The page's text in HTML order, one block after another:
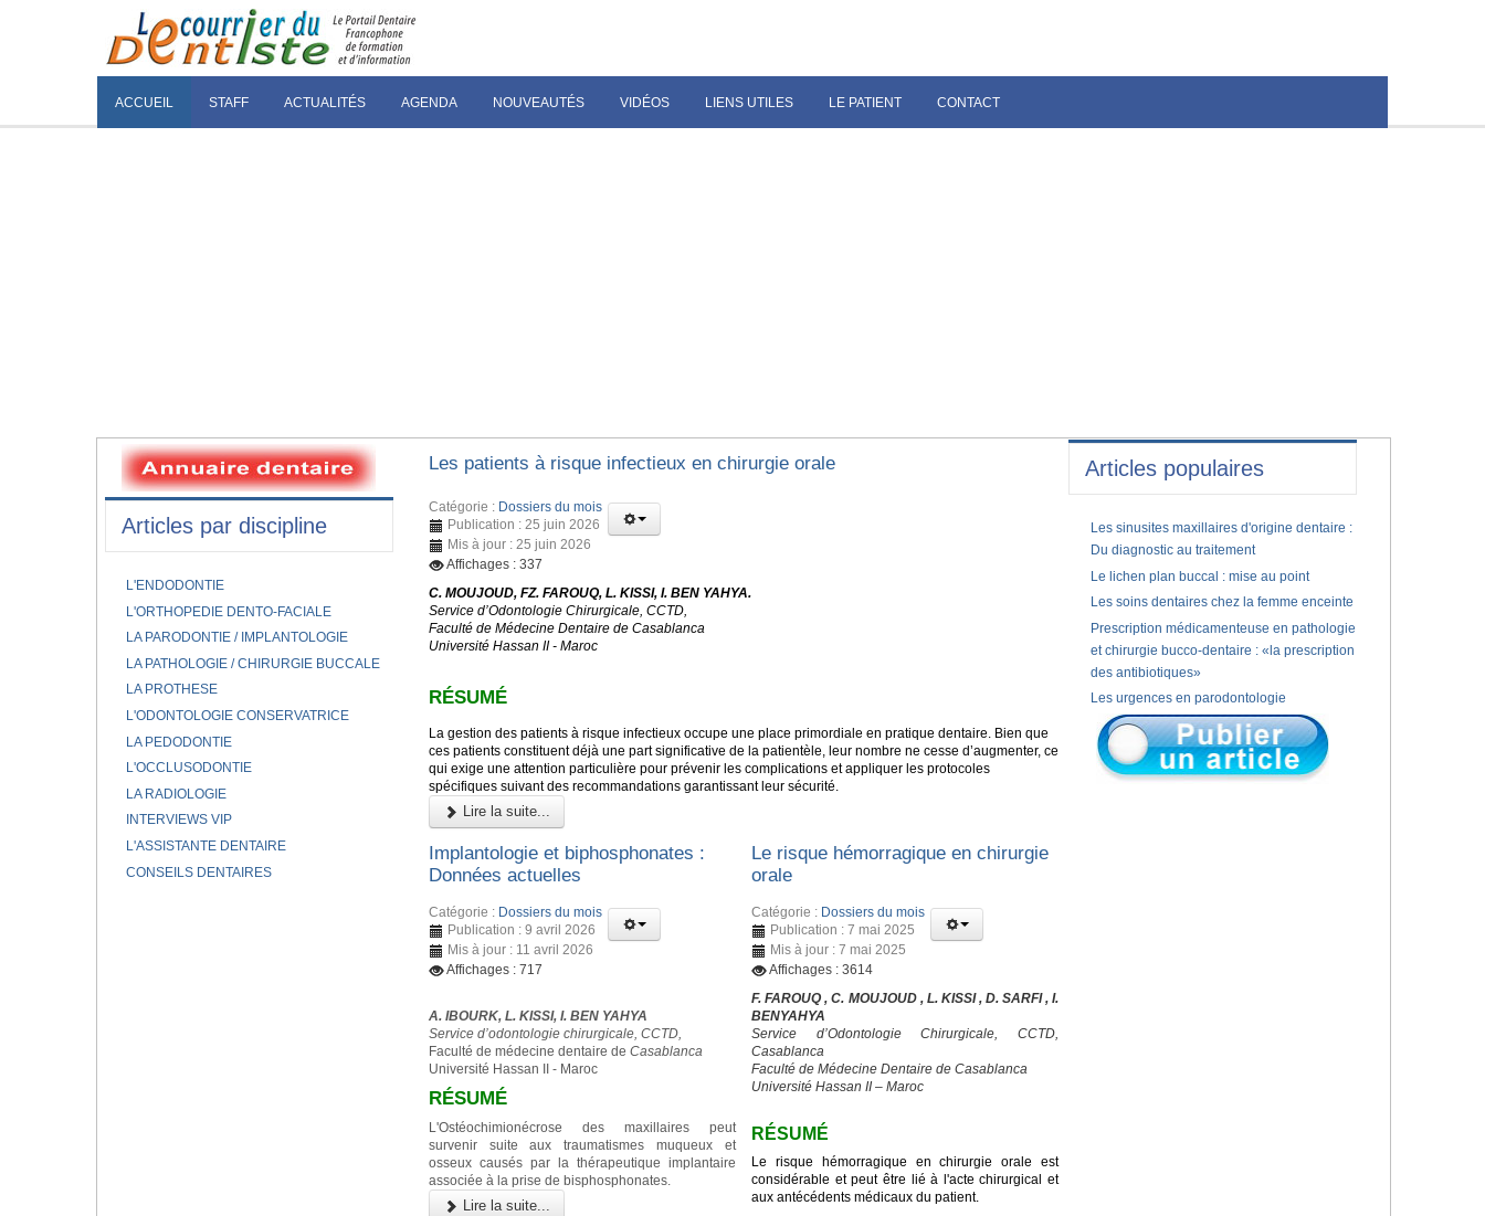
ACCUEIL STAFF ACTUALITÉS AGENDA NOUVEAUTÉS VIDÉOS LIENS UTILES LE PATIENT CONTACT
Les patients à risque infectieux en chirurgie orale
Catégorie : Dossiers du mois
Publication : 25 juin 2026
Mis à jour : 25 juin 2026
Affichages : 337
C. MOUJOUD, FZ. FAROUQ, L. KISSI, I. BEN YAHYA.
Service d’Odontologie Chirurgicale, CCTD,
Faculté de Médecine Dentaire de Casablanca
Université Hassan II - Maroc
RÉSUMÉ
La gestion des patients à risque infectieux occupe une place primordiale en pratique dentaire. Bien que
ces patients constituent déjà une part significative de la patientèle, leur nombre ne cesse d’augmenter, ce
qui exige une attention particulière pour prévenir les complications et appliquer les protocoles
spécifiques suivant des recommandations garantissant leur sécurité.
Lire la suite...
Implantologie et biphosphonates :
Données actuelles
Catégorie : Dossiers du mois
Publication : 9 avril 2026
Mis à jour : 11 avril 2026
Affichages : 717
A. IBOURK, L. KISSI, I. BEN YAHYA
Service d’odontologie chirurgicale, CCTD,
Faculté de médecine dentaire de Casablanca
Université Hassan II - Maroc
RÉSUMÉ
L'Ostéochimionécrose des maxillaires peut
survenir suite aux traumatismes muqueux et
osseux causés par la thérapeutique implantaire
associée à la prise de bisphosphonates.
Lire la suite...
Le risque hémorragique en chirurgie
orale
Catégorie : Dossiers du mois
Publication : 7 mai 2025
Mis à jour : 7 mai 2025
Affichages : 3614
F. FAROUQ , C. MOUJOUD , L. KISSI , D. SARFI , I.
BENYAHYA
Service d’Odontologie Chirurgicale, CCTD,
Casablanca
Faculté de Médecine Dentaire de Casablanca
Université Hassan II – Maroc
RÉSUMÉ
Le risque hémorragique en chirurgie orale est
considérable et peut être lié à l'acte chirurgical et
aux antécédents médicaux du patient.
Articles par discipline
L'ENDODONTIE
L'ORTHOPEDIE DENTO-FACIALE
LA PARODONTIE / IMPLANTOLOGIE
LA PATHOLOGIE / CHIRURGIE BUCCALE
LA PROTHESE
L'ODONTOLOGIE CONSERVATRICE
LA PEDODONTIE
L'OCCLUSODONTIE
LA RADIOLOGIE
INTERVIEWS VIP
L'ASSISTANTE DENTAIRE
CONSEILS DENTAIRES
Articles populaires
Les sinusites maxillaires d'origine dentaire :
Du diagnostic au traitement
Le lichen plan buccal : mise au point
Les soins dentaires chez la femme enceinte
Prescription médicamenteuse en pathologie
et chirurgie bucco-dentaire : «la prescription
des antibiotiques»
Les urgences en parodontologie